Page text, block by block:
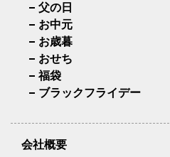
父の日
お中元
お歳暮
おせち
福袋
ブラックフライデー
会社概要